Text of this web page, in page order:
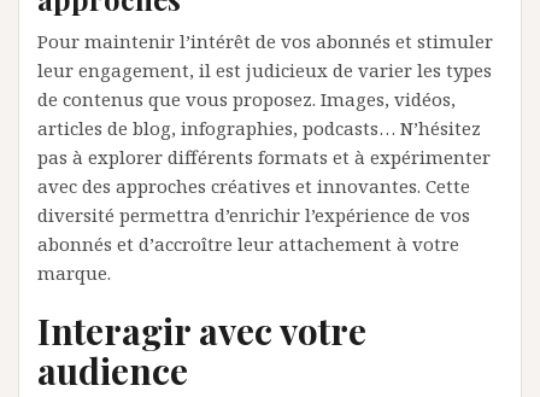
Pour maintenir l’intérêt de vos abonnés et stimuler
leur engagement, il est judicieux de varier les types
de contenus que vous proposez. Images, vidéos,
articles de blog, infographies, podcasts… N’hésitez
pas à explorer différents formats et à expérimenter
avec des approches créatives et innovantes. Cette
diversité permettra d’enrichir l’expérience de vos
abonnés et d’accroître leur attachement à votre
marque.
Interagir avec votre
audience